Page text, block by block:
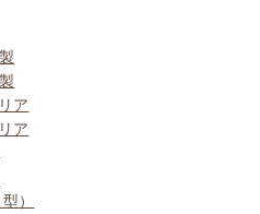
ア
ア
）